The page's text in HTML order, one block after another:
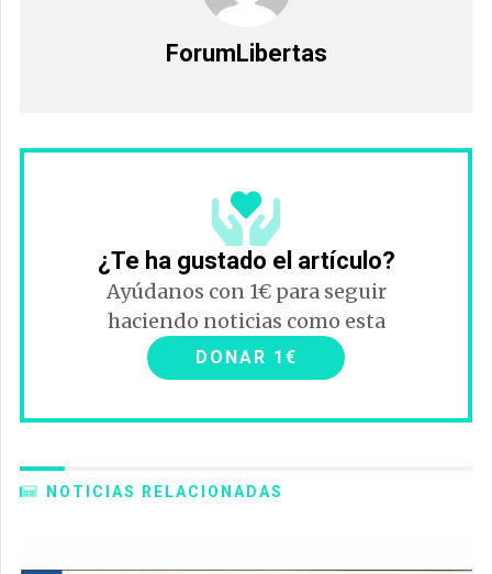
ForumLibertas
¿Te ha gustado el artículo?
Ayúdanos con 1€ para seguir
haciendo noticias como esta
DONAR 1€
NOTICIAS RELACIONADAS